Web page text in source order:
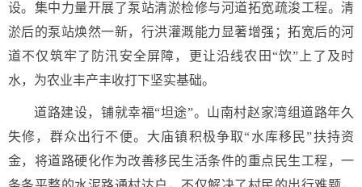
设。集中力量开展了泵站清淤检修与河道拓宽疏浚工程。清
淤后的泵站焕然一新，行洪灌溉能力显著增强；拓宽后的河
道不仅筑牢了防汛安全屏障，更让沿线农田“饮”上了及时
水，为农业丰产丰收打下坚实基础。
道路建设，铺就幸福“坦途”。山南村赵家湾组道路年久
失修，群众出行不便。大庙镇积极争取“水库移民”扶持资
金，将道路硬化作为改善移民生活条件的重点民生工程，一